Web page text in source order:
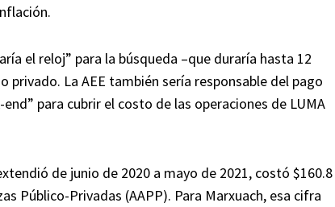
el reloj” para la búsqueda –que duraría hasta 12
privado. La AEE también sería responsable del pago
para cubrir el costo de las operaciones de LUMA
de junio de 2020 a mayo de 2021, costó $160.8
Público-Privadas (AAPP). Para Marxuach, esa cifra